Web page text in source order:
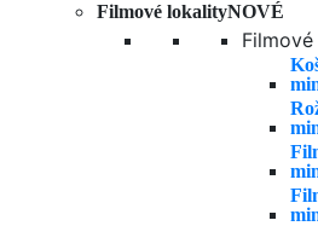
Filmové lokalityNOVÉ